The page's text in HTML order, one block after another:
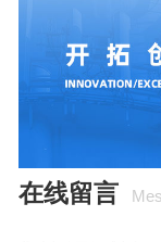
在线留言